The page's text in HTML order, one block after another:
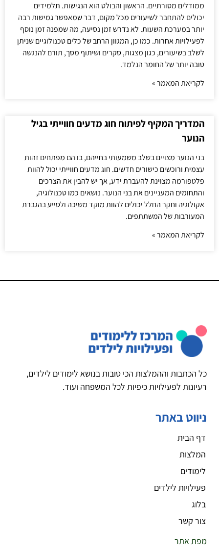
ממודלים מסורתיים. הראשון והבולט הוא הנגישות. תלמידים
יכולים להתחבר לשיעורים מכל מקום, דבר שמאפשר גמישות רבה
יותר במערכת השעות. לא נדרש זמן נסיעה, מה שמפנה זמן נוסף
לפעילויות אחרות. כמו כן, המגוון הרחב של כלים טכנולוגיים שניתן
לשלב בשיעורים, כגון מצגות, סקרים ושיתוף מסך, תורם להנגשה
טובה יותר של החומר הנלמד.
לקריאת המאמר »
המדריך המקיף לפיתוח חוג מדעים חווייתי בגיל
הנוער
בני הנוער מצויים בשלב משמעותי בחייהם, בו הם מפתחים זהות
עצמית ורוכשים כישורים חדשים. חוג מדעים חווייתי יכול להוות
פלטפורמה מצוינת להעברת ידע, אך יש להבין את הצרכים
והתחומים המעניינים את בני הנוער. נושאים כמו טכנולוגיה,
אקולוגיה וחקר החלל יכולים להוות מוקד משיכה ולסייע בהגברת
המעורבות של המשתתפים.
לקריאת המאמר »
כל הכתבות וההמלצות הכי טובות בנושא לימודים לילדים,
רעיונות לפעילויות כיפיות לכל המשפחה ועוד.
ניווט באתר
דף הבית
המלצות
לימודים
פעילויות לילדים
בלוג
צור קשר
מפת אתר